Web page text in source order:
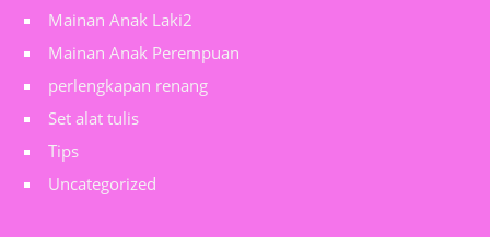
Mainan Anak Laki2
Mainan Anak Perempuan
perlengkapan renang
Set alat tulis
Tips
Uncategorized